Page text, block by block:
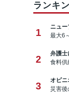
ランキ
1
ニュ
最大6
2
弁護士
食料供
3
オピニ
災害